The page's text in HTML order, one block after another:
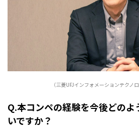
（三菱UFJインフォメーションテク
Q.本コンペの経験を今後どのよ
いですか？